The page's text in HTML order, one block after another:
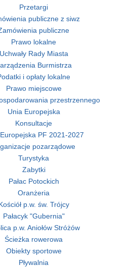
Przetargi
publiczne z siwz
publiczne
Prawo lokalne
Uchwały Rady Miasta
Burmistrza
i opłaty lokalne
Prawo miejscowe
przestrzennego
Unia Europejska
Konsultacje
PF 2021-2027
pozarządowe
Turystyka
Zabytki
Pałac Potockich
Oranżeria
p.w. św. Trójcy
Pałacyk "Gubernia"
p.w. Aniołów Stróżów
Ścieżka rowerowa
Obiekty sportowe
Pływalnia